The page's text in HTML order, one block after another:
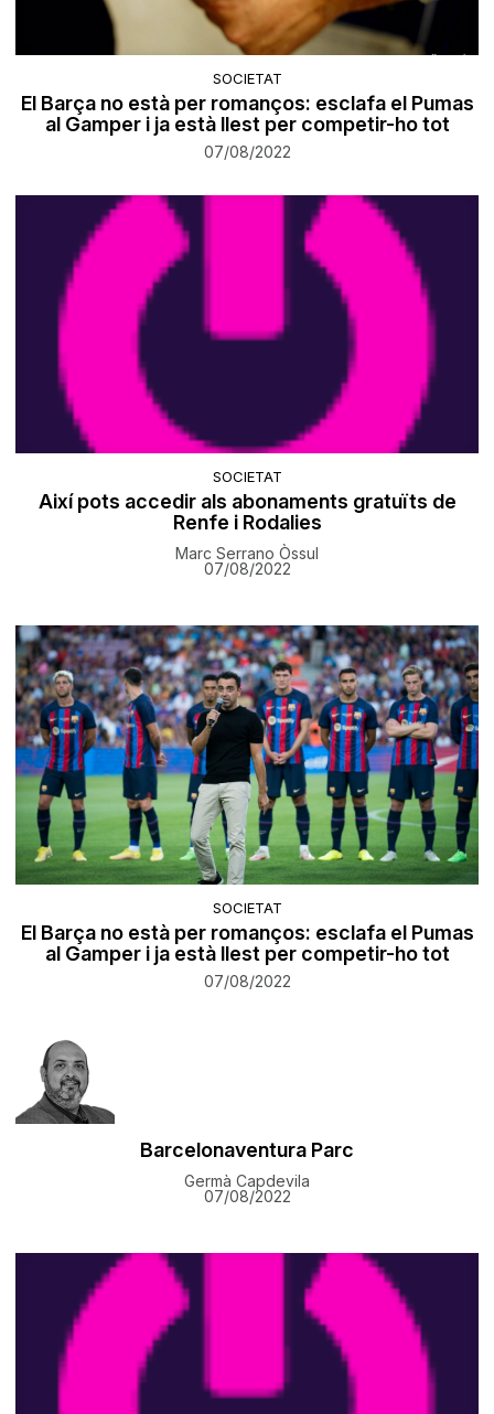
SOCIETAT
El Barça no està per romanços: esclafa el Pumas
al Gamper i ja està llest per competir-ho tot
07/08/2022
SOCIETAT
Així pots accedir als abonaments gratuïts de
Renfe i Rodalies
Marc Serrano Òssul
07/08/2022
SOCIETAT
El Barça no està per romanços: esclafa el Pumas
al Gamper i ja està llest per competir-ho tot
07/08/2022
Barcelonaventura Parc
Germà Capdevila
07/08/2022